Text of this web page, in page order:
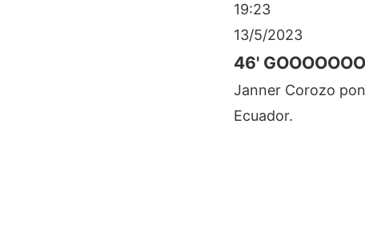
19:23
13/5/2023
46'
Janner Corozo
Ecuador.